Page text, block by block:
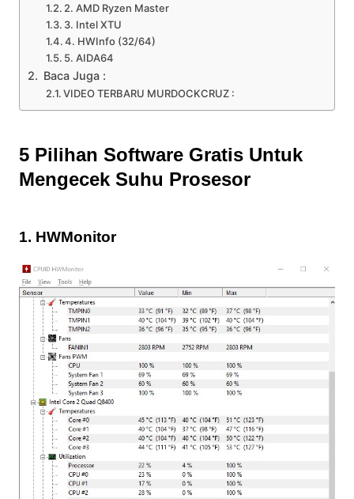
2. AMD Ryzen Master
3. Intel XTU
4. HWInfo (32/64)
5. AIDA64
Baca Juga :
VIDEO TERBARU MURDOCKCRUZ :
5 Pilihan Software Gratis Untuk
Mengecek Suhu Prosesor
1. HWMonitor